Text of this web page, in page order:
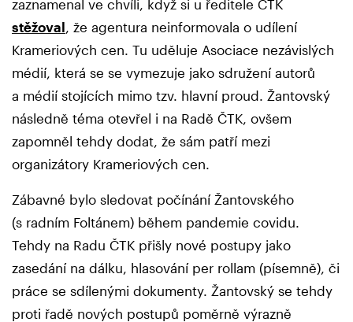
zaznamenal ve chvíli, když si u ředitele ČTK
stěžoval , že agentura neinformovala o udílení
Krameriových cen. Tu uděluje Asociace nezávislých
médií, která se se vymezuje jako sdružení autorů
a médií stojících mimo tzv. hlavní proud. Žantovský
následně téma otevřel i na Radě ČTK, ovšem
zapomněl tehdy dodat, že sám patří mezi
organizátory Krameriových cen.
Zábavné bylo sledovat počínání Žantovského
(s radním Foltánem) během pandemie covidu.
Tehdy na Radu ČTK přišly nové postupy jako
zasedání na dálku, hlasování per rollam (písemně), či
práce se sdílenými dokumenty. Žantovský se tehdy
proti řadě nových postupů poměrně výrazně